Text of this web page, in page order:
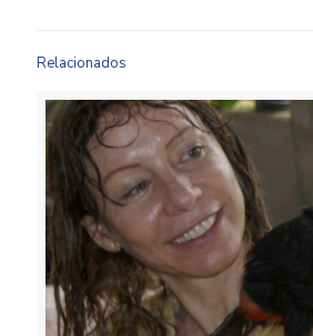
Relacionados